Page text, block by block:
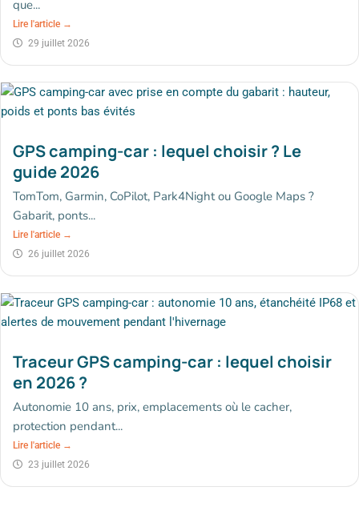
que...
Lire l'article →
29 juillet 2026
GPS camping-car : lequel choisir ? Le
guide 2026
TomTom, Garmin, CoPilot, Park4Night ou Google Maps ?
Gabarit, ponts...
Lire l'article →
26 juillet 2026
Traceur GPS camping-car : lequel choisir
en 2026 ?
Autonomie 10 ans, prix, emplacements où le cacher,
protection pendant...
Lire l'article →
23 juillet 2026